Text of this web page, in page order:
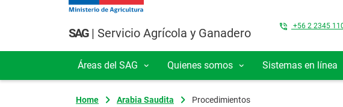
Pasar al contenido principal
SAG| Servicio Agrícola y Ganadero Top
+56 2 2345
Navegación principal
Áreas del SAG Quienes somos Sistemas en línea
Home Arabia Saudita Procedimientos